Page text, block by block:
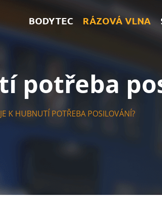
BODYTEC RÁZOVÁ VLNA
potřeba
JE K HUBNUTÍ POTŘEBA POSILOVÁNÍ?